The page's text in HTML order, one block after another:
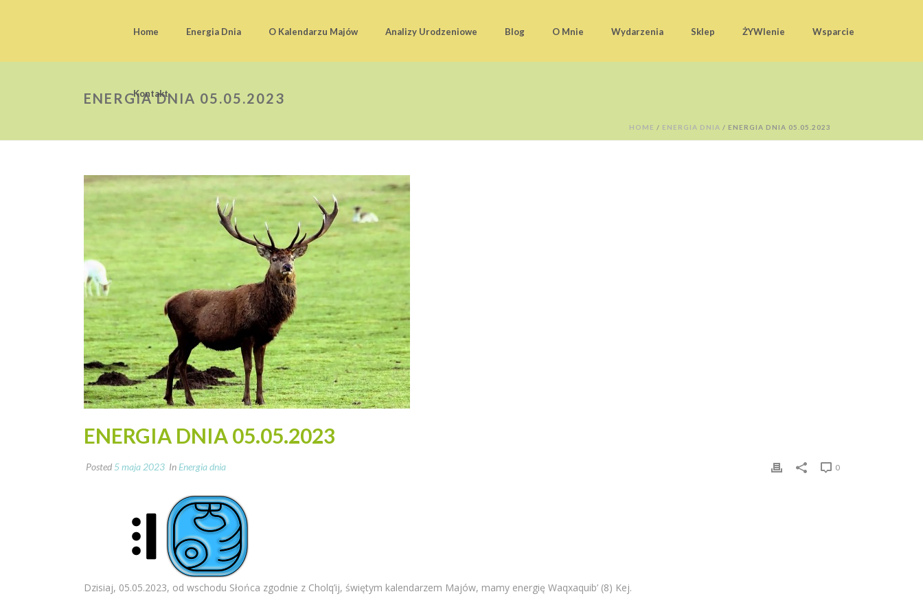
Home Energia Dnia O Kalendarzu Majów Analizy Urodzeniowe Blog O Mnie Wydarzenia Sklep ŻYWIenie Wsparcie
Kontakt
ENERGIA DNIA 05.05.2023
HOME / ENERGIA DNIA / ENERGIA DNIA 05.05.2023
ENERGIA DNIA 05.05.2023
Posted 5 maja 2023 In Energia dnia 0
Dzisiaj, 05.05.2023, od wschodu Słońca zgodnie z Cholq’ij, świętym kalendarzem Majów, mamy energię Waqxaquib’ (8) Kej.